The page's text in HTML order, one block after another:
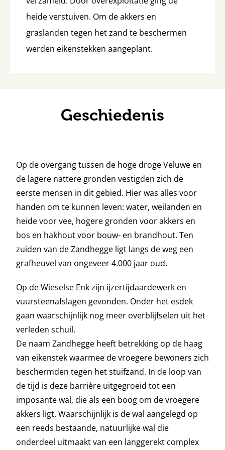
heide verstuiven. Om de akkers en
graslanden tegen het zand te beschermen
werden eikenstekken aangeplant.
Geschiedenis
Op de overgang tussen de hoge droge Veluwe en
de lagere nattere gronden vestigden zich de
eerste mensen in dit gebied. Hier was alles voor
handen om te kunnen leven: water, weilanden en
heide voor vee, hogere gronden voor akkers en
bos en hakhout voor bouw- en brandhout. Ten
zuiden van de Zandhegge ligt langs de weg een
grafheuvel van ongeveer 4.000 jaar oud.
Op de Wieselse Enk zijn ijzertijdaardewerk en
vuursteenafslagen gevonden. Onder het esdek
gaan waarschijnlijk nog meer overblijfselen uit het
verleden schuil.
De naam Zandhegge heeft betrekking op de haag
van eikenstek waarmee de vroegere bewoners zich
beschermden tegen het stuifzand. In de loop van
de tijd is deze barrière uitgegroeid tot een
imposante wal, die als een boog om de vroegere
akkers ligt. Waarschijnlijk is de wal aangelegd op
een reeds bestaande, natuurlijke wal die
onderdeel uitmaakt van een langgerekt complex